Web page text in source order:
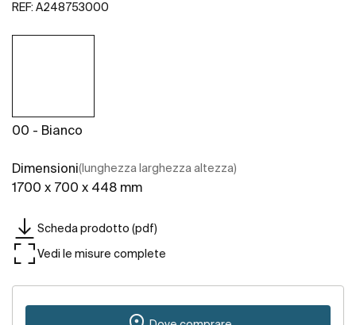
REF: A248753000
00 - Bianco
Dimensioni(lunghezza larghezza altezza)
1700 x 700 x 448 mm
Scheda prodotto (pdf)
Vedi le misure complete